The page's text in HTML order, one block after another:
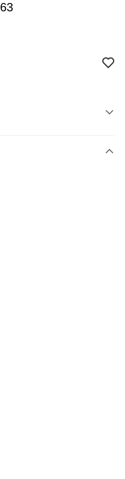
」的支付方式。 讓您購物簡單
儲值。
，將跳轉至「AFTEE先享後付」
可完成結帳。
訊。
視為交易完成。